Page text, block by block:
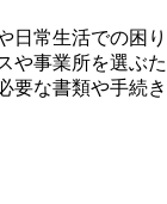
日常生活での困り
や事業所を選ぶた
要な書類や手続き